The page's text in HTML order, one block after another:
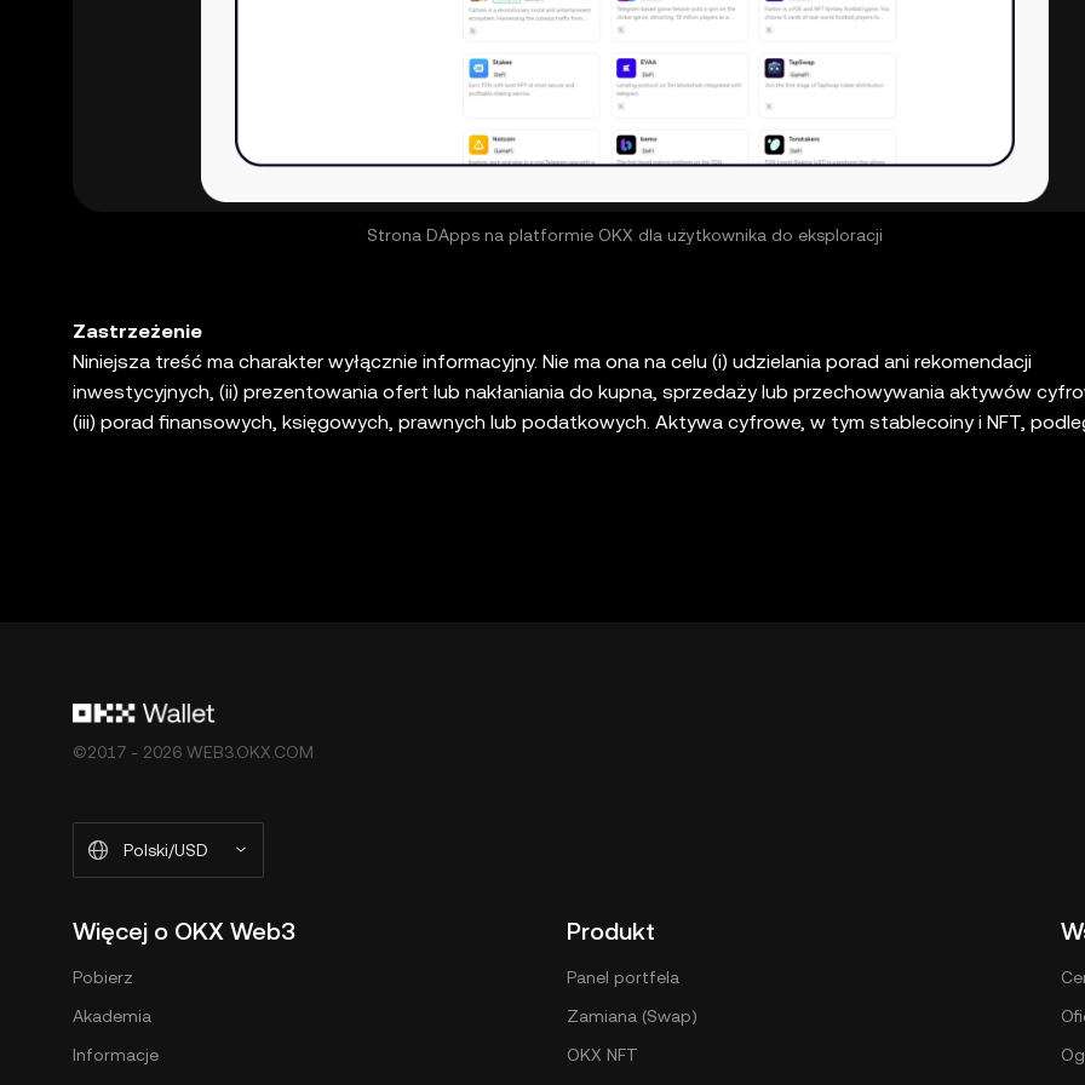
Strona DApps na platformie OKX dla użytkownika do eksploracji
Zastrzeżenie
Niniejsza treść ma charakter wyłącznie informacyjny. Nie ma ona na celu (i) udzielania porad ani rekomendacji
inwestycyjnych, (ii) prezentowania ofert lub nakłaniania do kupna, sprzedaży lub przechowywania aktywów
(iii) porad finansowych, księgowych, prawnych lub podatkowych. Aktywa cyfrowe, w tym stablecoiny i NFT,
zmienności rynkowej, wiążą się z wysokim stopniem ryzyka i mogą stracić na wartości. Skonsultuj się ze swoim
©2017 - 2026 WEB3.OKX.COM
Polski/USD
Więcej o OKX Web3
Pobierz
Akademia
Informacje
Produkt
Panel portfela
Zamiana (Swap)
OKX NFT